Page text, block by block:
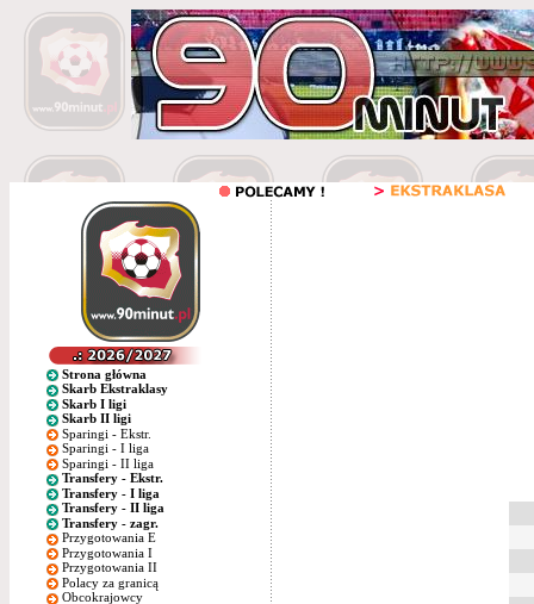
Strona główna
Skarb Ekstraklasy
Skarb I ligi
Skarb II ligi
Sparingi - Ekstr.
Sparingi - I liga
Sparingi - II liga
Transfery - Ekstr.
Transfery - I liga
Transfery - II liga
Transfery - zagr.
Przygotowania E
Przygotowania I
Przygotowania II
Polacy za granicą
Obcokrajowcy